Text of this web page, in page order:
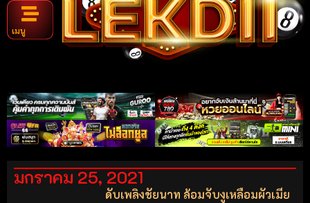
เมนู
มกราคม 25, 2021
ดับเพลิงชัยนาท ล้อมจับงูเหลือมผัวเมีย